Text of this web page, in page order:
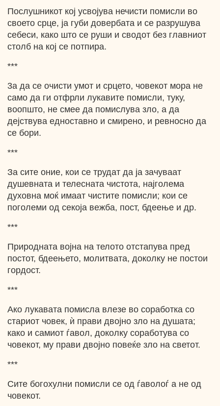
Послушникот кој усвојува нечисти помисли во
своето срце, ја губи довербата и се разрушува
себеси, како што се руши и сводот без главниот
столб на кој се потпира.
***
3a да се очисти умот и срцето, човекот мора не
само да ги отфрли лукавите помисли, туку,
воопшто, не смее да помислува зло, а да
дејствува едноставно и смирено, и ревносно да
се бори.
***
За сите оние, кои се трудат да ја зачуваат
душевната и телесната чистота, најголема
духовна моќ имаат чистите помисли; кои се
поголеми од секоја вежба, пост, бдеење и др.
***
Природната војна на телото отстапува пред
постот, бдеењето, молитвата, доколку не постои
гордост.
***
Ако лукавата помисла влезе во соработка со
стариот човек, ѝ прави двојно зло на душата;
како и самиот ѓавол, доколку соработува со
човекот, му прави двојно повеќе зло на светот.
***
Сите богохулни помисли се од ѓаволоѓ а не од
човекот.